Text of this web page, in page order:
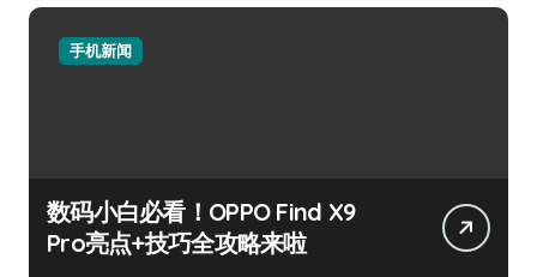
手机新闻
数码小白必看！OPPO Find X9
Pro亮点+技巧全攻略来啦